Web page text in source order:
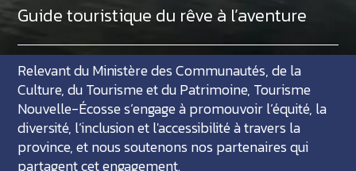
Guide touristique du rêve à l’aventure
Relevant du Ministère des Communautés, de la
Culture, du Tourisme et du Patrimoine, Tourisme
Nouvelle-Écosse s’engage à promouvoir l’équité, la
diversité, l’inclusion et l'accessibilité à travers la
province, et nous soutenons nos partenaires qui
partagent cet engagement.